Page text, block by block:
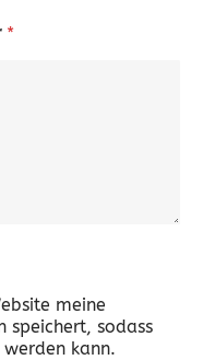
*
meine
sodass
kann.